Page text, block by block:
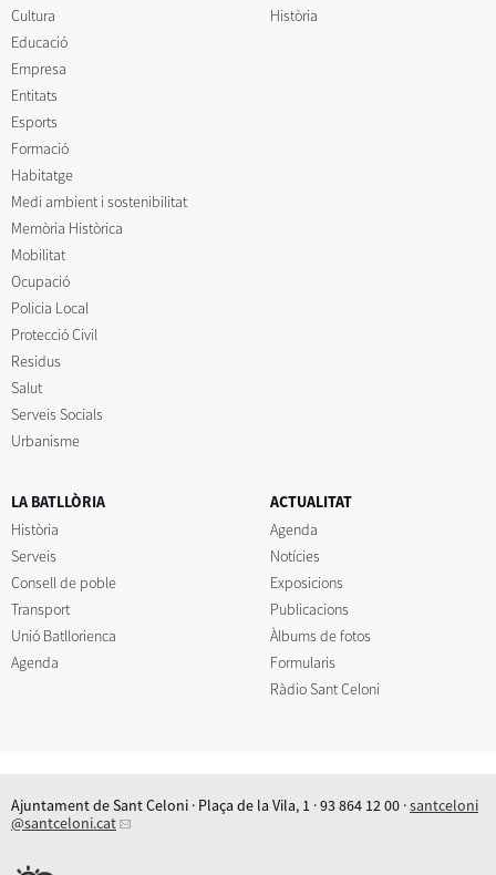
Cultura
Educació
Empresa
Entitats
Esports
Formació
Habitatge
Medi ambient i sostenibilitat
Memòria Històrica
Mobilitat
Ocupació
Policia Local
Protecció Civil
Residus
Salut
Serveis Socials
Urbanisme
Història
LA BATLLÒRIA
Història
Serveis
Consell de poble
Transport
Unió Batllorienca
Agenda
ACTUALITAT
Agenda
Notícies
Exposicions
Publicacions
Àlbums de fotos
Formularis
Ràdio Sant Celoni
Ajuntament de Sant Celoni · Plaça de la Vila, 1 · 93 864 12 00 ·santceloni
@santceloni.cat